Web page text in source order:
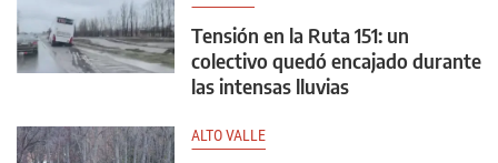
Tensión en la Ruta 151: un
colectivo quedó encajado durante
las intensas lluvias
ALTO VALLE